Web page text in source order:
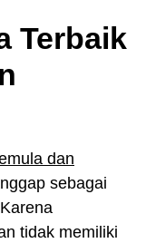
Terbaik
dan
sebagai
tidak memiliki